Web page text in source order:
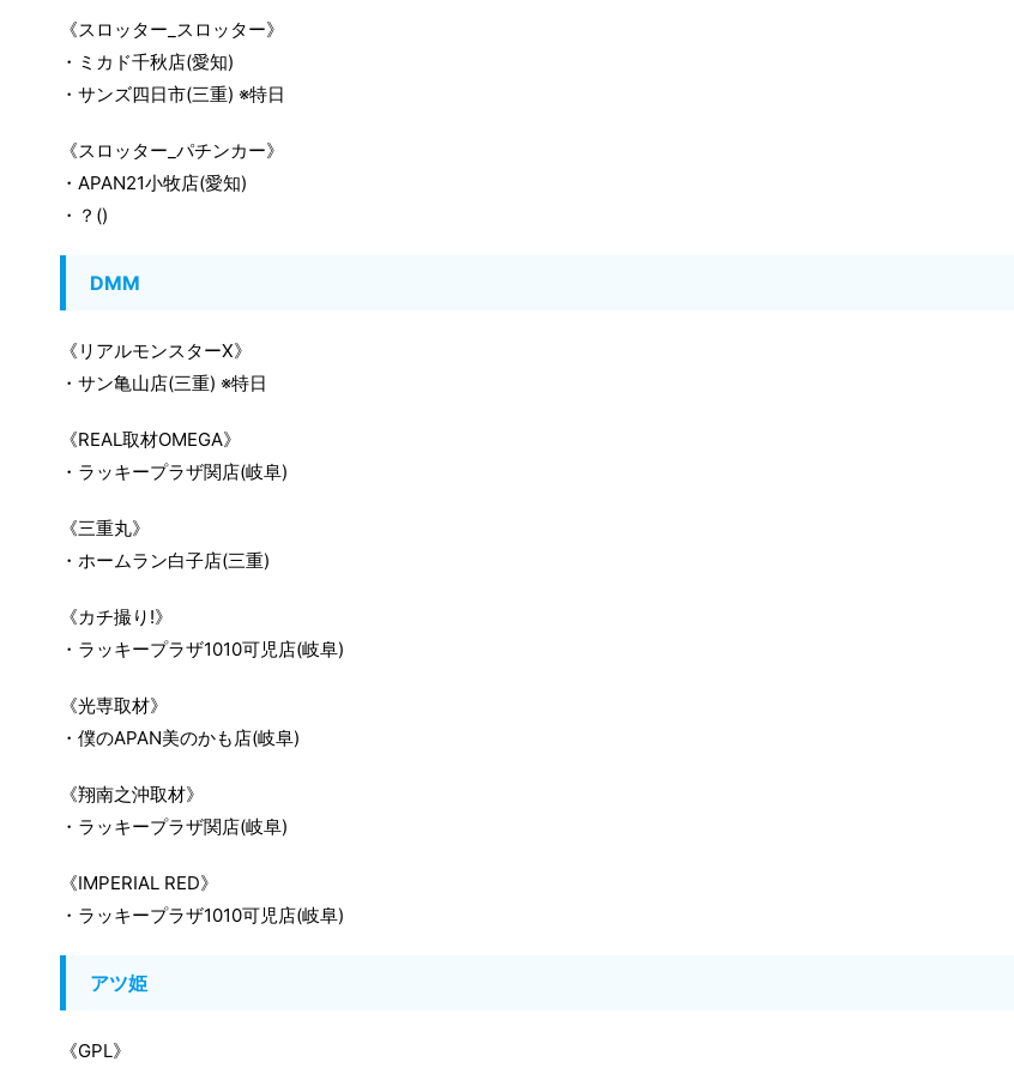
《スロッター_スロッター》
・ミカド千秋店(愛知)
・サンズ四日市(三重) ※特日
《スロッター_パチンカー》
・APAN21小牧店(愛知)
・？()
DMM
《リアルモンスターX》
・サン亀山店(三重) ※特日
《REAL取材OMEGA》
・ラッキープラザ関店(岐阜)
《三重丸》
・ホームラン白子店(三重)
《カチ撮り!》
・ラッキープラザ1010可児店(岐阜)
《光専取材》
・僕のAPAN美のかも店(岐阜)
《翔南之沖取材》
・ラッキープラザ関店(岐阜)
《IMPERIAL RED》
・ラッキープラザ1010可児店(岐阜)
アツ姫
《GPL》